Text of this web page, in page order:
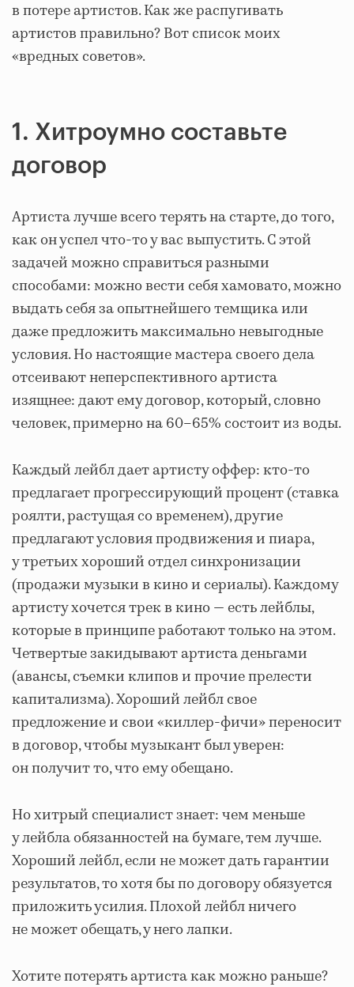
в потере артистов. Как же распугивать
артистов правильно? Вот список моих
«вредных советов».
1. Хитроумно составьте
договор
Артиста лучше всего терять на старте, до того,
как он успел что-то у вас выпустить. С этой
задачей можно справиться разными
способами: можно вести себя хамовато, можно
выдать себя за опытнейшего темщика или
даже предложить максимально невыгодные
условия. Но настоящие мастера своего дела
отсеивают неперспективного артиста
изящнее: дают ему договор, который, словно
человек, примерно на 60–65% состоит из воды.
Каждый лейбл дает артисту оффер: кто-то
предлагает прогрессирующий процент (ставка
роялти, растущая со временем), другие
предлагают условия продвижения и пиара,
у третьих хороший отдел синхронизации
(продажи музыки в кино и сериалы). Каждому
артисту хочется трек в кино — есть лейблы,
которые в принципе работают только на этом.
Четвертые закидывают артиста деньгами
(авансы, съемки клипов и прочие прелести
капитализма). Хороший лейбл свое
предложение и свои «киллер-фичи» переносит
в договор, чтобы музыкант был уверен:
он получит то, что ему обещано.
Но хитрый специалист знает: чем меньше
у лейбла обязанностей на бумаге, тем лучше.
Хороший лейбл, если не может дать гарантии
результатов, то хотя бы по договору обязуется
приложить усилия. Плохой лейбл ничего
не может обещать, у него лапки.
Хотите потерять артиста как можно раньше?